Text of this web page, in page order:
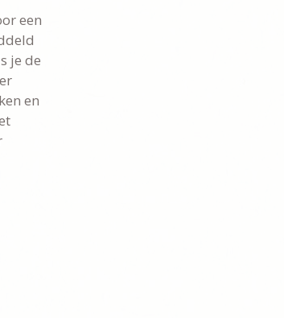
een
je de
en